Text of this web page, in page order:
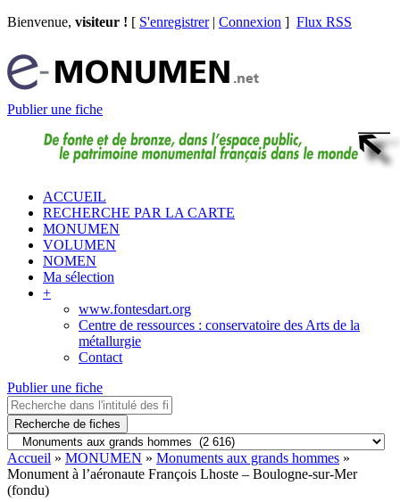
Bienvenue, visiteur ! [ S'enregistrer| Connexion ] Flux RSS
Publier une fiche
ACCUEIL
RECHERCHE PAR LA CARTE
MONUMEN
VOLUMEN
NOMEN
Ma sélection
+
www.fontesdart.org
Centre de ressources : conservatoire des Arts de la
métallurgie
Contact
Publier une fiche
Recherche de fiches
Accueil » MONUMEN » Monuments aux grands hommes »
Monument à l’aéronaute François Lhoste – Boulogne-sur-Mer
(fondu)